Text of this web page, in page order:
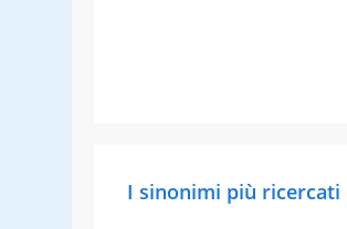
I sinonimi più ricercati